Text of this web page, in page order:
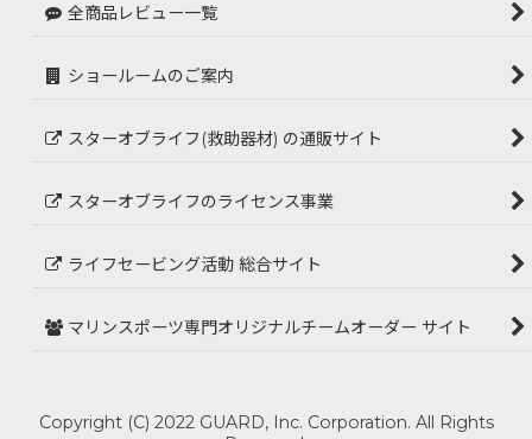
全商品レビュー一覧
ショールームのご案内
スターオブライフ(救助器材) の通販サイト
スターオブライフのライセンス事業
ライフセービング活動 総合サイト
マリンスポーツ専門オリジナルチームオーダー サイト
Copyright (C) 2022 GUARD, Inc. Corporation. All Rights